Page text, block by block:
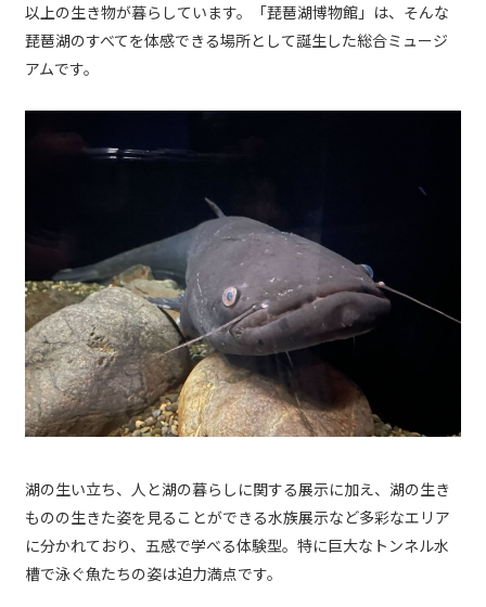
以上の生き物が暮らしています。「琵琶湖博物館」は、そんな
琵琶湖のすべてを体感できる場所として誕生した総合ミュージ
アムです。
湖の生い立ち、人と湖の暮らしに関する展示に加え、湖の生き
ものの生きた姿を見ることができる水族展示など多彩なエリア
に分かれており、五感で学べる体験型。特に巨大なトンネル水
槽で泳ぐ魚たちの姿は迫力満点です。